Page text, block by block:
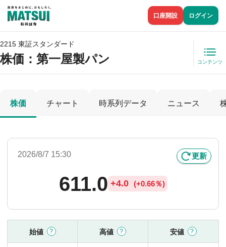
口座開設 ログイン
2215 東証スタンダード
株価 ：第一屋製パン コンテンツ
株価 チャート 時系列データ ニュース
2026/8/7 15:30 更新
611.0 +4.0 (+0.66％)
始値 高値 安値